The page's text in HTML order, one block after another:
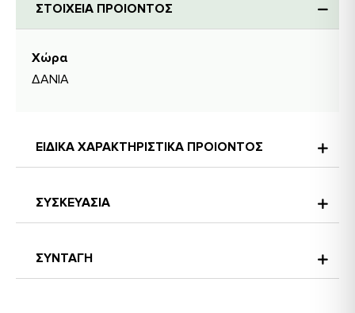
ΣΤΟΙΧΕΙΑ ΠΡΟΙΟΝΤΟΣ
Χώρα
ΔΑΝΙΑ
ΣΥΝΤΑΓΗ
ΕΙΔΙΚΑ ΧΑΡΑΚΤΗΡΙΣΤΙΚΑ ΠΡΟΙΟΝΤΟΣ
ΣΥΣΚΕΥΑΣΙΑ